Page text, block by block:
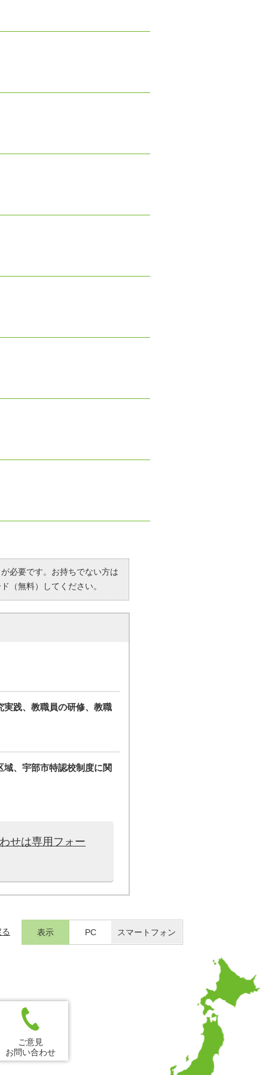
必要です。お持ちでない方は
（無料）してください。
実践、教職員の研修、教職
、宇部市特認校制度に関
せは専用フォー
表示 PC スマートフォン
ご意見
お問い合わせ